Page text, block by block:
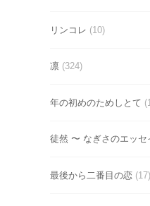
リンコレ (10)
凛 (324)
年の初めのためしとて
徒然 〜 なぎさのエッセ
最後から二番目の恋 (17)